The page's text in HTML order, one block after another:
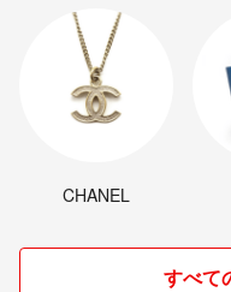
CHANEL
すべて